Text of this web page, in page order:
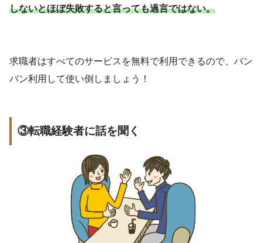
しないとほぼ失敗すると言っても過言ではない。
求職者はすべてのサービスを無料で利用できるので、バン
バン利用して使い倒しましょう！
③転職経験者に話を聞く